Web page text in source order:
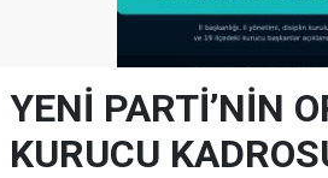
YENİ PARTİ’NİN
KURUCU